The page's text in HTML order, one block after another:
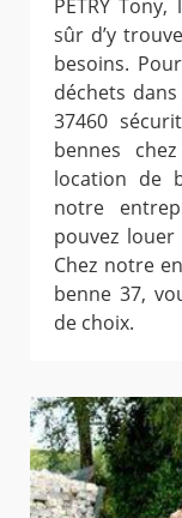
PETRY
sûr d’y
besoins.
déchets
37460
bennes
location de
notre
pouvez
Chez notre
benne 37,
de choix.